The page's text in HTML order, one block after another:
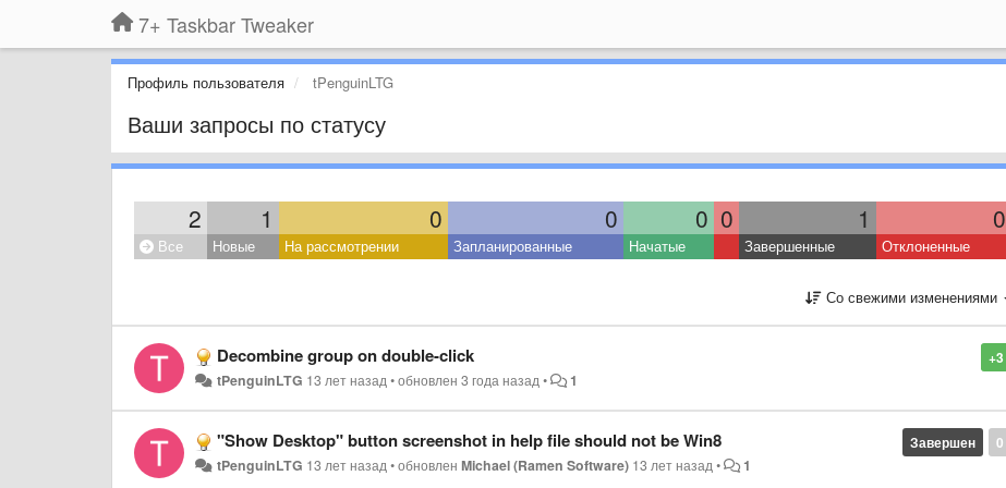
7+ Taskbar Tweaker
Профиль пользователя tPenguinLTG
Ваши запросы по статусу
2 1 0 0 0 0 1 0
Все Новые На рассмотрении Запланированные Начатые Завершенные Отклоненные
Со свежими изменениями
+3
Decombine group on double-click
tPenguinLTG 13 лет назад•обновлен3 года назад• 1
0
Завершен
"Show Desktop" button screenshot in help file should not be Win8
tPenguinLTG 13 лет назад•обновленMichael (Ramen Software) 13 лет назад• 1